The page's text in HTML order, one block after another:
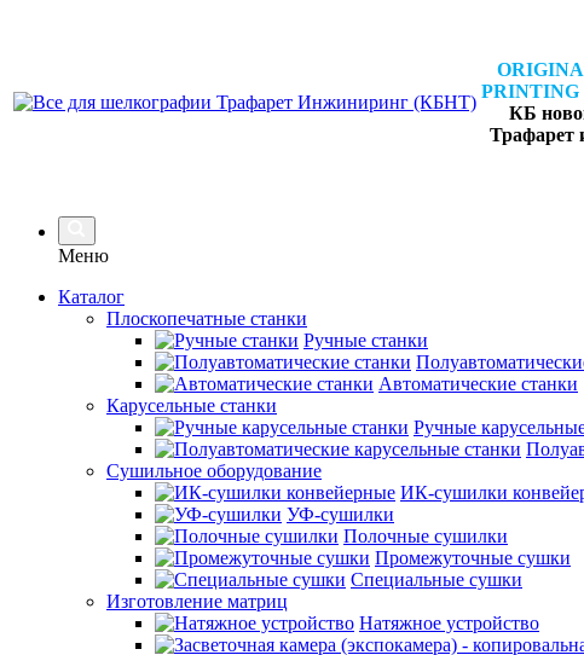
PRINTING
КБ
Трафарет
Меню
Каталог
Плоскопечатные станки
Ручные станки
Автоматические станки
Карусельные станки
Ручные
Сушильное оборудование
ИК-сушилки
УФ-сушилки
Полочные сушилки
Промежуточные сушки
Специальные сушки
Изготовление матриц
Натяжное устройство